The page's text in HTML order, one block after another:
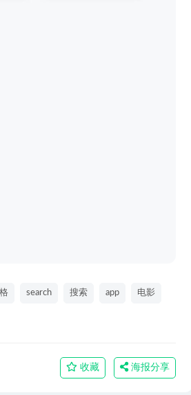
search 搜索 app 电影
收藏 海报分享